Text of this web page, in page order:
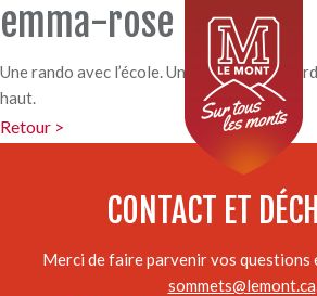
emma-rose lauzon
Une rando avec l’école. Une vue de
haut.
Retour >
CONTACT ET
Merci de faire parvenir vos questions
sommets@lemont.ca